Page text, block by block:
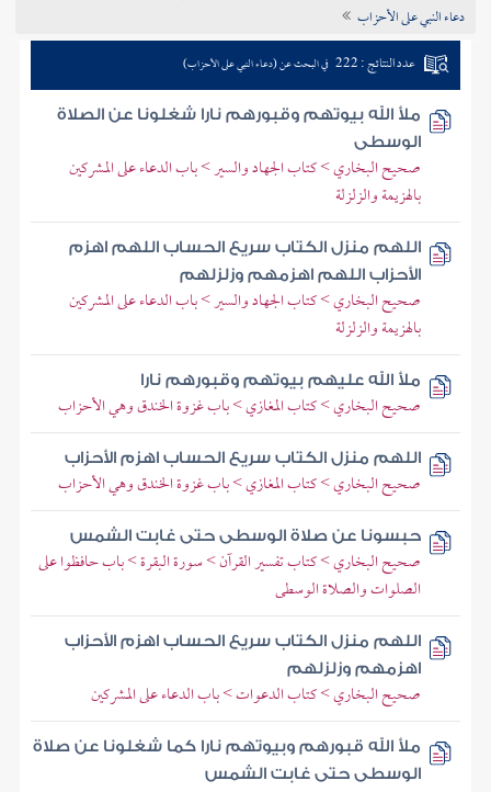
دعاء النبي على الأحزاب
عدد النتائج : 222 في البحث عن (دعاء النبي على الأحزاب)
ملأ الله بيوتهم وقبورهم نارا شغلونا عن الصلاة
الوسطى
صحيح البخاري > كتاب الجهاد والسير > باب الدعاء على المشركين
بالهزيمة والزلزلة
اللهم منزل الكتاب سريع الحساب اللهم اهزم
الأحزاب اللهم اهزمهم وزلزلهم
صحيح البخاري > كتاب الجهاد والسير > باب الدعاء على المشركين
بالهزيمة والزلزلة
ملأ الله عليهم بيوتهم وقبورهم نارا
صحيح البخاري > كتاب المغازي > باب غزوة الخندق وهي الأحزاب
اللهم منزل الكتاب سريع الحساب اهزم الأحزاب
صحيح البخاري > كتاب المغازي > باب غزوة الخندق وهي الأحزاب
حبسونا عن صلاة الوسطى حتى غابت الشمس
صحيح البخاري > كتاب تفسير القرآن > سورة البقرة > باب حافظوا على
الصلوات والصلاة الوسطى
اللهم منزل الكتاب سريع الحساب اهزم الأحزاب
اهزمهم وزلزلهم
صحيح البخاري > كتاب الدعوات > باب الدعاء على المشركين
ملأ الله قبورهم وبيوتهم نارا كما شغلونا عن صلاة
الوسطى حتى غابت الشمس